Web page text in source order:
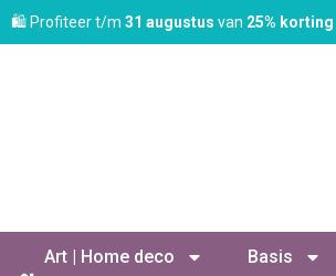
🛍️ Profiteer t/m 31 augustus van 25% korting
Art | Home deco Basis